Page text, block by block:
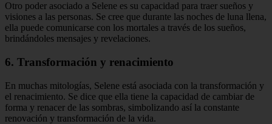
Otro poder asociado a Selene es su capacidad para traer sueños y
visiones a las personas. Se cree que durante las noches de luna llena,
ella puede comunicarse con los mortales a través de los sueños,
brindándoles mensajes y revelaciones.
6. Transformación y renacimiento
En muchas mitologías, Selene está asociada con la transformación y
el renacimiento. Se dice que ella tiene la capacidad de cambiar de
forma y renacer de las sombras, simbolizando así la constante
renovación y transformación de la vida.